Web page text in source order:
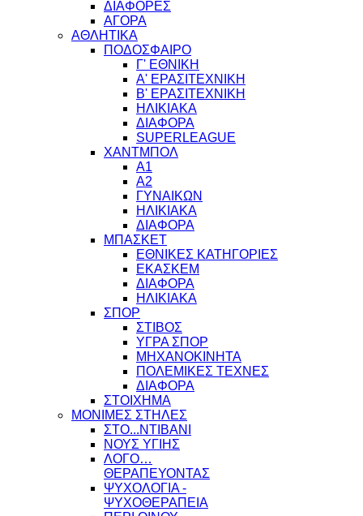
ΔΙΑΦΟΡΕΣ
ΑΓΟΡΑ
ΑΘΛΗΤΙΚΑ
ΠΟΔΟΣΦΑΙΡΟ
Γ' ΕΘΝΙΚΗ
Α' ΕΡΑΣΙΤΕΧΝΙΚΗ
Β' ΕΡΑΣΙΤΕΧΝΙΚΗ
ΗΛΙΚΙΑΚΑ
ΔΙΑΦΟΡΑ
SUPERLEAGUE
ΧΑΝΤΜΠΟΛ
Α1
Α2
ΓΥΝΑΙΚΩΝ
ΗΛΙΚΙΑΚΑ
ΔΙΑΦΟΡΑ
ΜΠΑΣΚΕΤ
ΕΘΝΙΚΕΣ ΚΑΤΗΓΟΡΙΕΣ
ΕΚΑΣΚΕΜ
ΔΙΑΦΟΡΑ
ΗΛΙΚΙΑΚΑ
ΣΠΟΡ
ΣΤΙΒΟΣ
ΥΓΡΑ ΣΠΟΡ
ΜΗΧΑΝΟΚΙΝΗΤΑ
ΠΟΛΕΜΙΚΕΣ ΤΕΧΝΕΣ
ΔΙΑΦΟΡΑ
ΣΤΟΙΧΗΜΑ
ΜΟΝΙΜΕΣ ΣΤΗΛΕΣ
ΣΤΟ...ΝΤΙΒΑΝΙ
ΝΟΥΣ ΥΓΙΗΣ
ΛΟΓΟ…
ΘΕΡΑΠΕΥΟΝΤΑΣ
ΨΥΧΟΛΟΓΙΑ -
ΨΥΧΟΘΕΡΑΠΕΙΑ